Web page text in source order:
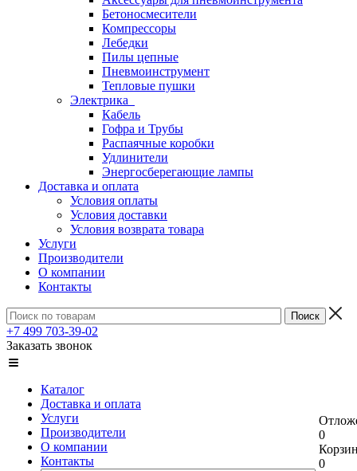
Бетоносмесители
Компрессоры
Лебедки
Пилы цепные
Пневмоинструмент
Тепловые пушки
Электрика
Кабель
Гофра и Трубы
Распаячные коробки
Удлинители
Энергосберегающие лампы
Доставка и оплата
Условия оплаты
Условия доставки
Условия возврата товара
Услуги
Производители
О компании
Контакты
+7 499 703-39-02
Заказать звонок
Каталог
Доставка и оплата
Услуги
Производители
О компании
Контакты
0
0